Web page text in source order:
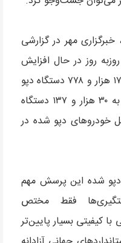
مهر در گزارشی
‌روز در حال افزایش
است؛ به گونه‌ای که در طول ۹ ماه ۱۷ هزار و ۷۷۸ دستگاه دپو
شده بود، اما این عدد در دی ماه به ۳۰ هزار و ۱۳۷ دستگاه
درصدی از کل خودروهای دپو شده در
دپو شده این پرسش مهم
فقط مختص
کیفیتی بسیار پایین‌تر